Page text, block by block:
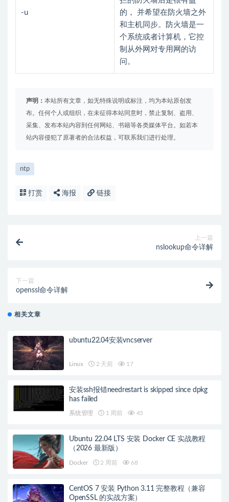
-u
的， 并希望在防火墙之外
和主机同步。防火墙是一
个系统或者计算机，它控
制从外网对专用网的访
问。
声明： 本站所有文章，如无特殊说明或标注，均为本站原创发
布。任何个人或组织，在未征得本站同意时，禁止复制、盗用、
采集、发布本站内容到任何网站、书籍等各类媒体平台。如若本
站内容侵犯了原著者的合法权益，可联系我们进行处理。
ntp
打赏 海报 链接
上一篇
nslookup命令详解
下一篇
openssl命令详解
相关文章
ubuntu22.04安装vncserver
Linux 2 天前 17
安装ssh报错needrestart is skipped since dpkg
has failed
系统管理 1 周前 45
Ubuntu 22.04 LTS 安装 Docker CE 实战教程
（2026 最新版）
Docker 2 周前 68
CentOS 7 安装 Python 3.11 完整教程（兼容
OpenSSL 的实战方案）